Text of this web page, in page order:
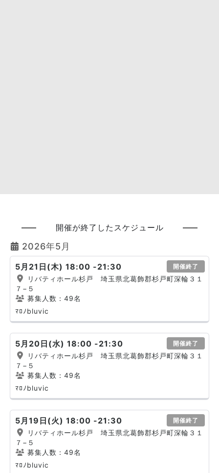
開催が終了したスケジュール
2026年5月
5月21日(木) 18:00 -21:30 開催終了
リバティホール杉戸 埼玉県北葛飾郡杉戸町深輪３１
７−５
募集人数：49名
ﾏﾛﾉbluvic
5月20日(水) 18:00 -21:30 開催終了
リバティホール杉戸 埼玉県北葛飾郡杉戸町深輪３１
７−５
募集人数：49名
ﾏﾛﾉbluvic
5月19日(火) 18:00 -21:30 開催終了
リバティホール杉戸 埼玉県北葛飾郡杉戸町深輪３１
７−５
募集人数：49名
ﾏﾛﾉbluvic